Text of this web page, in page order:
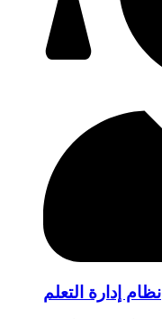
نظام إدارة التعلم